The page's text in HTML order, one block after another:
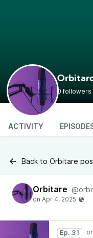
0 followers
ACTIVITY
Back to Orbitare
Orbitare
Ep. 31